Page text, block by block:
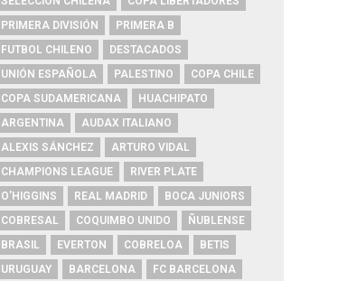
PRIMERA DIVISIÓN
PRIMERA B
FUTBOL CHILENO
DESTACADOS
UNIÓN ESPAÑOLA
PALESTINO
COPA CHILE
COPA SUDAMERICANA
HUACHIPATO
ARGENTINA
AUDAX ITALIANO
ALEXIS SÁNCHEZ
ARTURO VIDAL
CHAMPIONS LEAGUE
RIVER PLATE
O'HIGGINS
REAL MADRID
BOCA JUNIORS
COBRESAL
COQUIMBO UNIDO
ÑUBLENSE
BRASIL
EVERTON COBRELOA
BETIS
URUGUAY
BARCELONA
FC BARCELONA